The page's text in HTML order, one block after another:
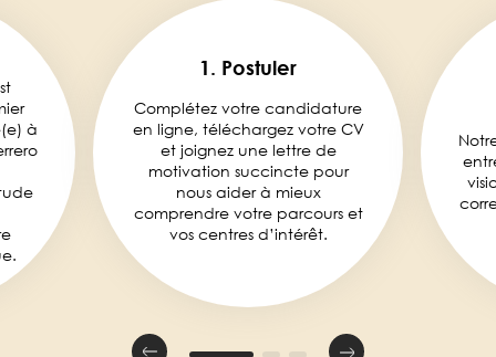
à
1. Postuler
Complétez votre candidature
en ligne, téléchargez votre CV
et joignez une lettre de
motivation succincte pour
nous aider à mieux
comprendre votre parcours et
vos centres d’intérêt.